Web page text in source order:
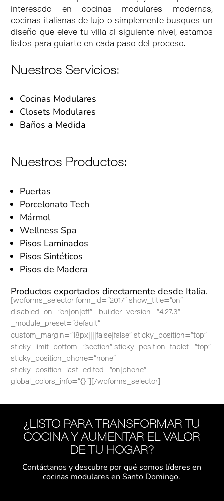
interesado en cocinas modulares modernas,
cocinas italianas de lujo o simplemente busques un
diseño que eleve tu villa al siguiente nivel, estamos
listos para guiarte en cada paso del proceso.
Nuestros Servicios:
Cocinas Modulares
Closets Modulares
Baños a Medida
Nuestros Productos:
Puertas
Porcelonato Tech
Mármol
Wellness Spa
Pisos Laminados
Pisos Sintéticos
Pisos de Madera
Productos exportados directamente desde Italia.
[wpforms_selector form_id=”2017″ show_title=”on”
disabled_on=”on|on|off” _builder_version=”4.27.3″
_module_preset=”default”
custom_margin=”18px||||false|false” sticky_position=”top”
sticky_limit_bottom=”section” sticky_position_tablet=”top”
sticky_position_phone=”none”
sticky_position_last_edited=”on|phone”
global_colors_info=”{}”][/wpforms_selector]
¿LISTO PARA TRANSFORMAR TU
COCINA Y AUMENTAR EL VALOR
DE TU HOGAR?
Contáctanos y descubre por qué somos líderes en
cocinas modulares en Santo Domingo.